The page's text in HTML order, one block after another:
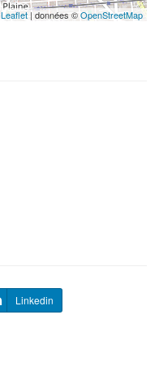
Leaflet| données ©OpenStreetMap
Linkedin